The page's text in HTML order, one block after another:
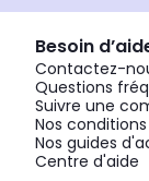
Besoin
Contactez-
Questions
Suivre une
Nos
Nos guides
Centre d'aide